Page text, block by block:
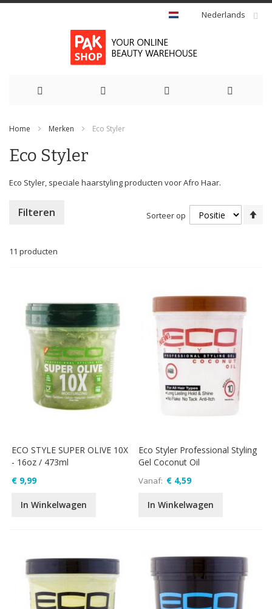
Nederlands
de
inhoud
Home Merken Eco Styler
Eco Styler
Eco Styler, speciale haarstyling producten voor Afro Haar.
11 producten
Sorteer op
ECO STYLE SUPER OLIVE 10X
- 16oz / 473ml
€ 9,99
In Winkelwagen
Eco Styler Professional Styling
Gel Coconut Oil
Vanaf € 4,59
In Winkelwagen
Filteren